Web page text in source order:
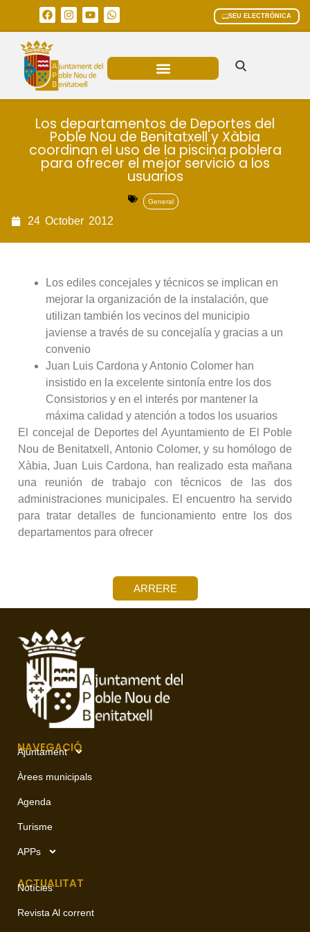
SEU ELECTRÒNICA
Los departamentos de Deportes del
Poble Nou de Benitatxell y Xàbia
coordinan el uso de la piscina poblera
para ofrecer el mejor servicio a los
usuarios
General
24 October 2012
Los ediles concejales y técnicos se implican en
mejorar la organización de la instalación, que
utilizan también los vecinos del municipio
javiense a través de su concejalía y gracias a un
convenio
Juan Luis Cardona y Antonio Colomer han
insistido en la excelente sintonía entre los dos
Consistorios y en el interés por mantener la
máxima calidad y atención a todos los usuarios
El concejal de Deportes del Ayuntamiento de El Poble
Nou de Benitatxell, Antonio Colomer, y su homólogo de
Xàbia, Juan Luis Cardona, han realizado esta mañana
una reunión de trabajo con técnicos de las dos
administraciones municipales. El encuentro ha servido
para tratar detalles de funcionamiento entre los dos
departamentos para ofrecer
ARRERE
NAVEGACIÓ
Ajuntament
Àrees municipals
Agenda
Turisme
APPs
ACTUALITAT
Notícies
Revista Al corrent